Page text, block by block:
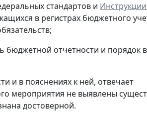
стандартов и
в регистрах бюджетного
бюджетной отчетности и порядок
и в пояснениях к ней, отвечает
мероприятия не выявлены
достоверной.